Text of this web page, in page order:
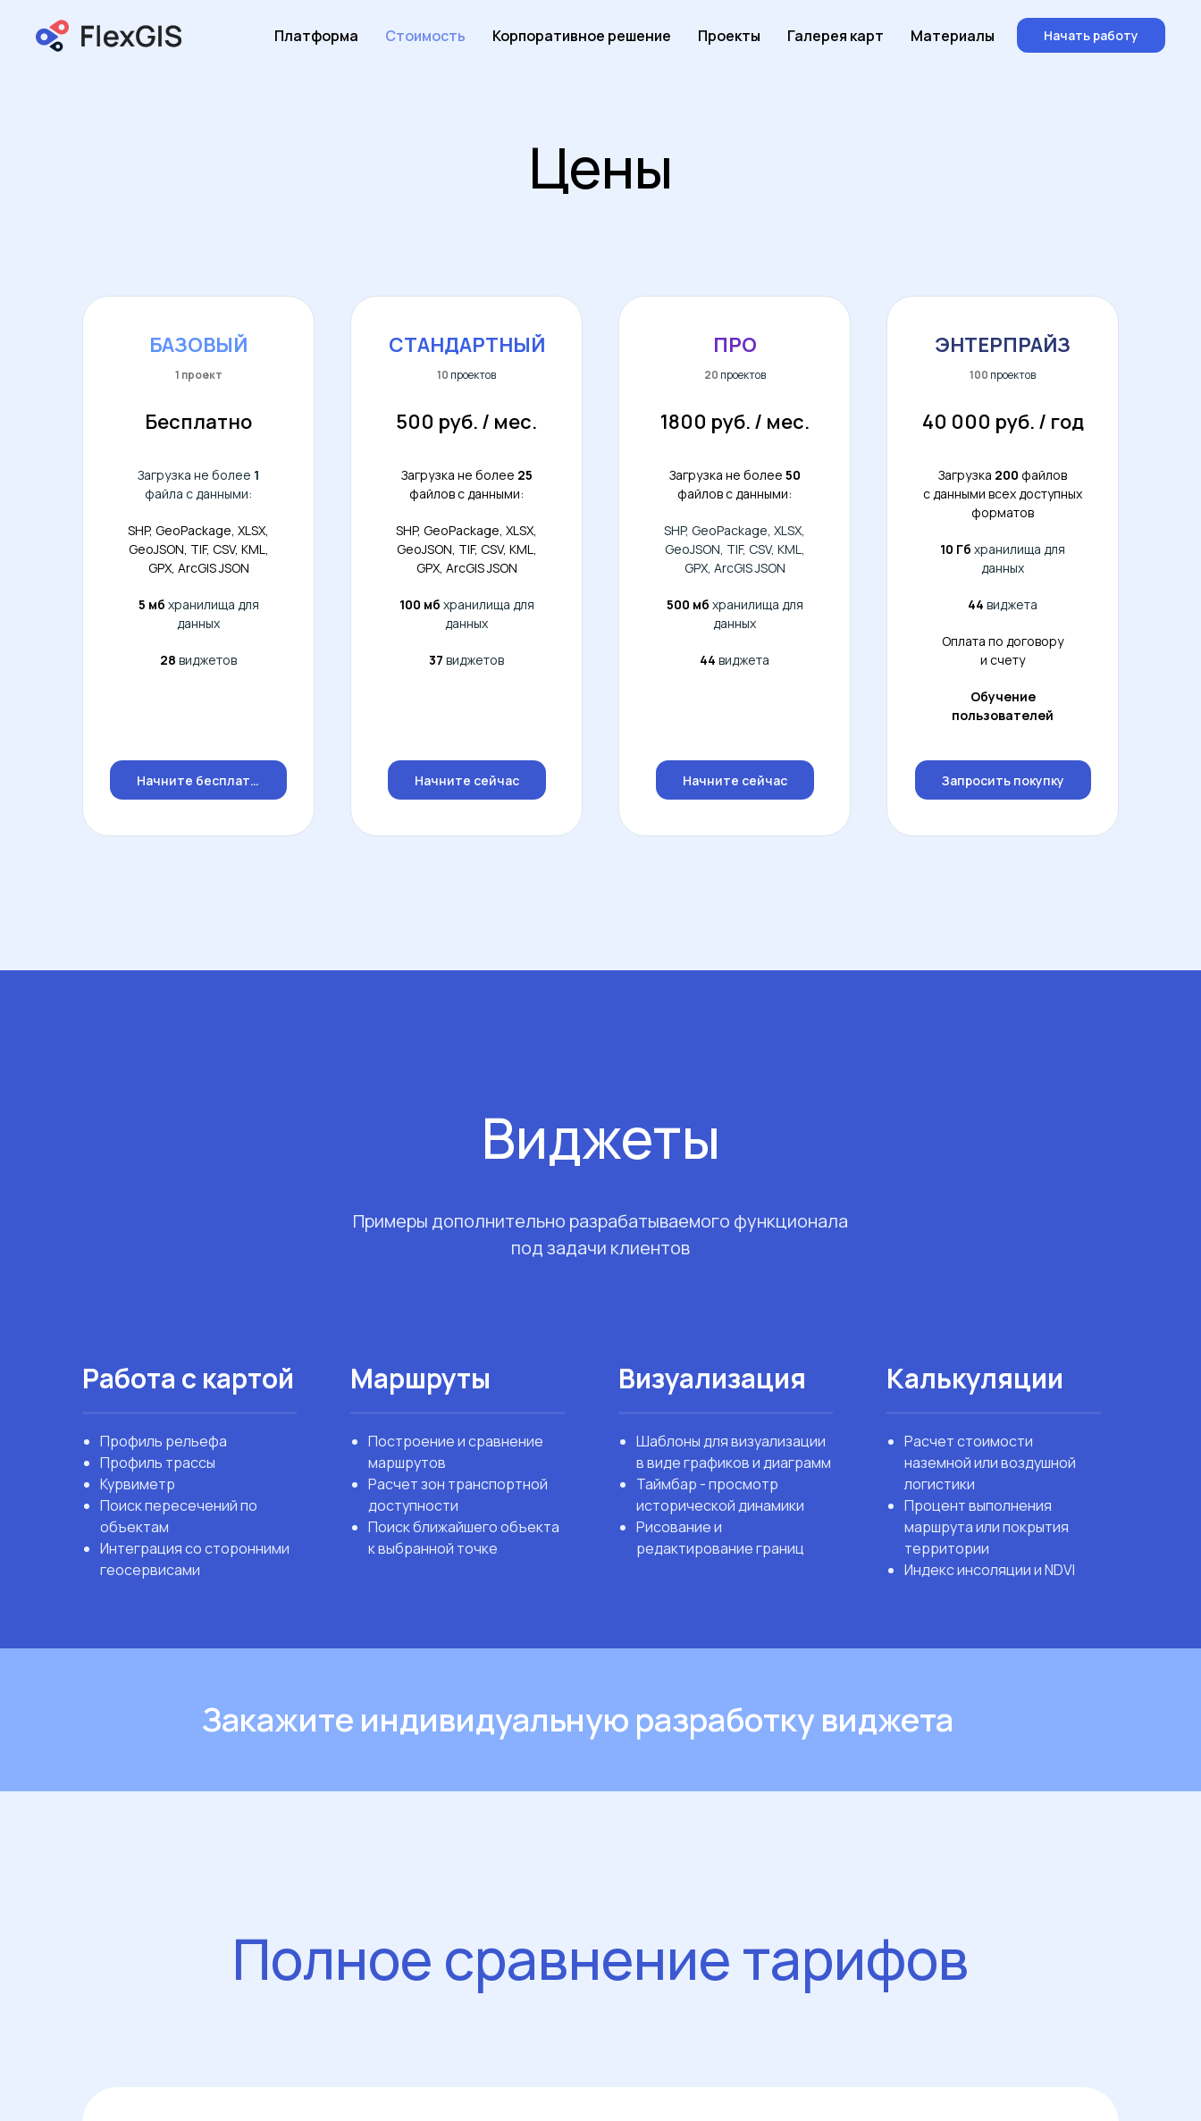
Платформа Стоимость Корпоративное решение Проекты Галерея карт Материалы Начать работу
Цены
БАЗОВЫЙ
1 проект
Бесплатно
Загрузка не более 1
файла с данными:
SHP, GeoPackage, XLSX,
GeoJSON, TIF, CSV, KML,
GPX, ArcGIS JSON
5 мб хранилища для
данных
28 виджетов
Начните бесплатно
СТАНДАРТНЫЙ
10 проектов
500 руб. / мес.
Загрузка не более 25
файлов с данными:
SHP, GeoPackage, XLSX,
GeoJSON, TIF, CSV, KML,
GPX, ArcGIS JSON
100 мб хранилища для
данных
37 виджетов
Начните сейчас
ПРО
20 проектов
1800 руб. / мес.
Загрузка не более 50
файлов с данными:
SHP, GeoPackage, XLSX,
GeoJSON, TIF, CSV, KML,
GPX, ArcGIS JSON
500 мб хранилища для
данных
44 виджета
Начните сейчас
ЭНТЕРПРАЙЗ
100 проектов
40 000 руб. / год
Загрузка 200 файлов
с данными всех доступных
форматов
10 Гб хранилища для
данных
44 виджета
Оплата по договору
и счету
Обучение
пользователей
Запросить покупку
Виджеты
Примеры дополнительно разрабатываемого функционала
под задачи клиентов
Работа с картой
Профиль рельефа
Профиль трассы
Курвиметр
Поиск пересечений по
объектам
Интеграция со сторонними
геосервисами
Маршруты
Построение и сравнение
маршрутов
Расчет зон транспортной
доступности
Поиск ближайшего объекта
к выбранной точке
Визуализация
Шаблоны для визуализации
в виде графиков и диаграмм
Таймбар - просмотр
исторической динамики
Рисование и
редактирование границ
Калькуляции
Расчет стоимости
наземной или воздушной
логистики
Процент выполнения
маршрута или покрытия
территории
Индекс инсоляции и NDVI
Закажите индивидуальную разработку виджета
Полное сравнение тарифов